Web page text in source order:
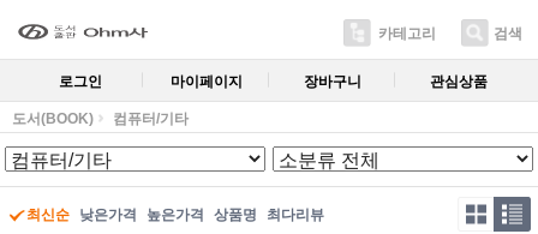
카테고리 검색
로그인 마이페이지 장바구니 관심상품
도서(BOOK) 컴퓨터/기타
최신순 낮은가격 높은가격 상품명 최다리뷰